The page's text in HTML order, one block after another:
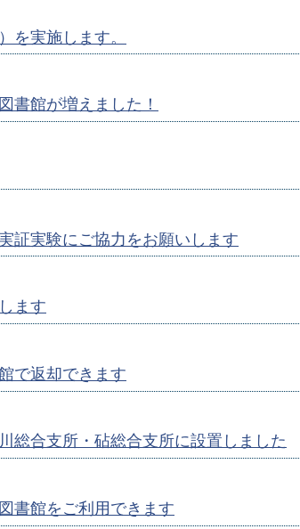
を実施します。
書館が増えました！
証実験にご協力をお願いします
ます
で返却できます
総合支所・砧総合支所に設置しました
書館をご利用できます